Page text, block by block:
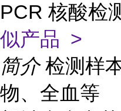
PCR 核酸检
似产品 >
简介 检测样
物、全血等